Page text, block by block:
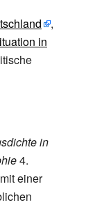
,
in
in
4.
einer